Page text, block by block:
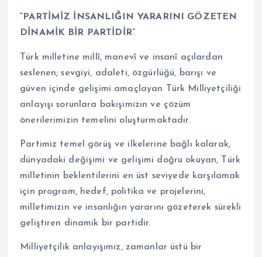
“PARTİMİZ İNSANLIĞIN YARARINI GÖZETEN
DİNAMİK BİR PARTİDİR”
Türk milletine millî, manevî ve insanî açılardan
seslenen; sevgiyi, adaleti, özgürlüğü, barışı ve
güven içinde gelişimi amaçlayan Türk Milliyetçiliği
anlayışı sorunlara bakışımızın ve çözüm
önerilerimizin temelini oluşturmaktadır.
Partimiz temel görüş ve ilkelerine bağlı kalarak,
dünyadaki değişimi ve gelişimi doğru okuyan, Türk
milletinin beklentilerini en üst seviyede karşılamak
için program, hedef, politika ve projelerini,
milletimizin ve insanlığın yararını gözeterek sürekli
geliştiren dinamik bir partidir.
Milliyetçilik anlayışımız, zamanlar üstü bir